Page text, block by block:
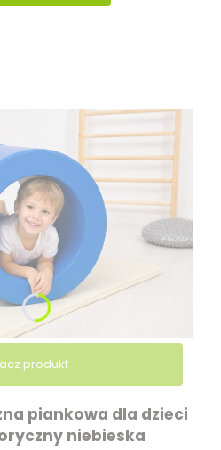
produkt
piankowa dla dzieci
niebieska